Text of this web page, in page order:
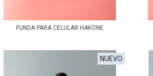
FUNDA PARA CELULAR HAKONE
NUEVO